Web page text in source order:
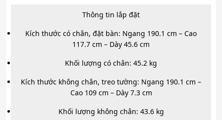
Thông tin lắp đặt
Kích thước có chân, đặt bàn: Ngang 190.1 cm – Cao
117.7 cm – Dày 45.6 cm
Khối lượng có chân: 45.2 kg
Kích thước không chân, treo tường: Ngang 190.1 cm –
Cao 109 cm – Dày 7.3 cm
Khối lượng không chân: 43.6 kg